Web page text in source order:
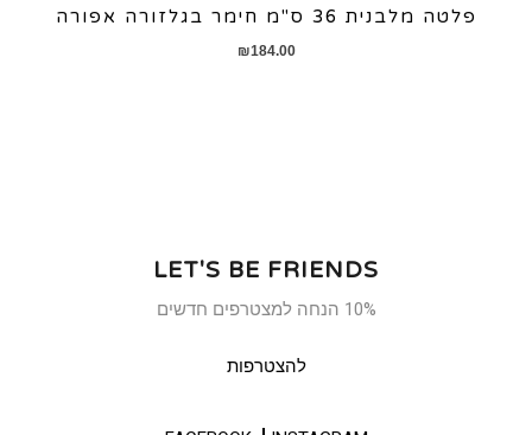
פלטה מלבנית 36 ס"מ חימר בגלזורה אפורה
₪184.00
LET'S BE FRIENDS
10% הנחה למצטרפים חדשים
להצטרפות